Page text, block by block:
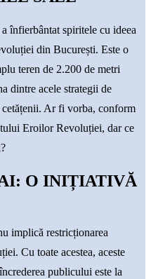
înfierbântat spiritele cu ideea
din București. Este o
teren de 2.200 de metri
dintre acele strategii de
Ar fi vorba, conform
Eroilor Revoluției, dar ce
O INIȚIATIVĂ
implică restricționarea
Cu toate acestea, aceste
publicului este la